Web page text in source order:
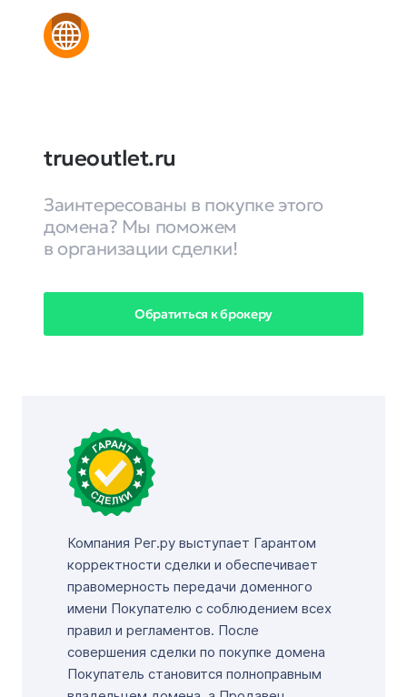
trueoutlet.ru
Заинтересованы в покупке этого
домена? Мы поможем
в организации сделки!
Обратиться к брокеру
Компания Рег.ру выступает Гарантом
корректности сделки и обеспечивает
правомерность передачи доменного
имени Покупателю с соблюдением всех
правил и регламентов. После
совершения сделки по покупке домена
Покупатель становится полноправным